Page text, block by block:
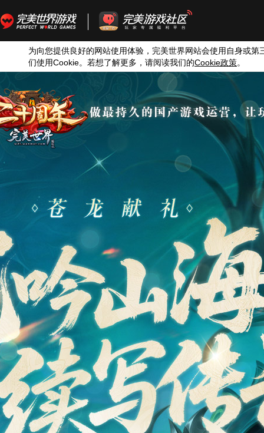
为向您提供良好的网站使用体验，完美世界网站会使用自身或第
们使用Cookie。若想了解更多，请阅读我们的Cookie政策。